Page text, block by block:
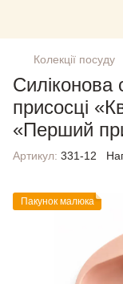
Колекції посуду
Силіконова
присосці
«Перший
Артикул: 331-12
Пакунок малюка